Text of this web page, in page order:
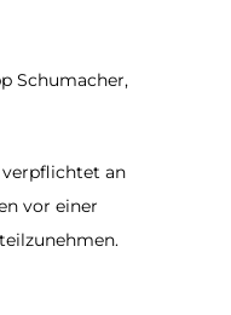
Schumacher,
an
vor einer